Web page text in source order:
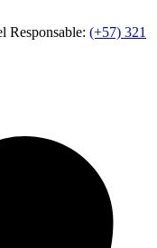
Responsable: (+57) 321